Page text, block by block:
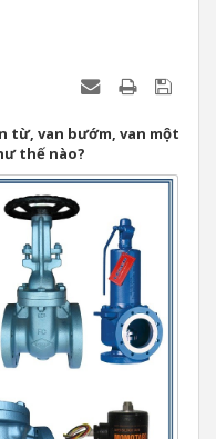
từ, van bướm, van một
thế nào?